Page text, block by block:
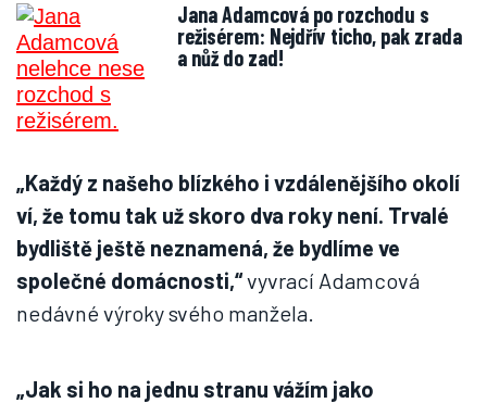
Jana Adamcová po rozchodu s
režisérem: Nejdřív ticho, pak zrada
a nůž do zad!
„Každý z našeho blízkého i vzdálenějšího okolí
ví, že tomu tak už skoro dva roky není. Trvalé
bydliště ještě neznamená, že bydlíme ve
společné domácnosti,“vyvrací Adamcová
nedávné výroky svého manžela.
„Jak si ho na jednu stranu vážím jako